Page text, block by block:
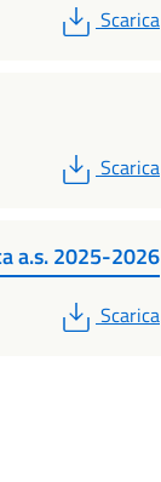
PDF
Scarica
PDF
Scarica
a.s. 2025-2026
PDF
Scarica